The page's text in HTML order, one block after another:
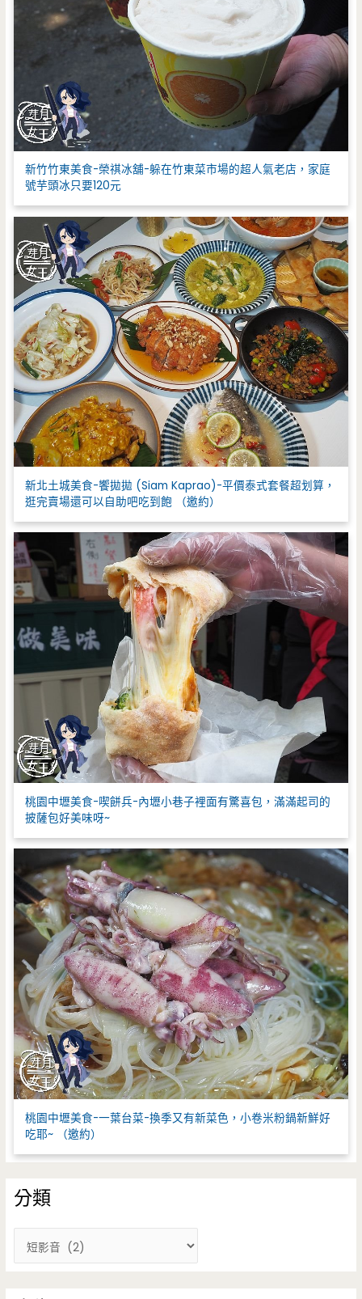
新竹竹東美食-榮祺冰舖-躲在竹東菜市場的超人氣老店，家庭
號芋頭冰只要120元
新北土城美食-饗拋拋 (Siam Kaprao)-平價泰式套餐超划算，
逛完賣場還可以自助吧吃到飽 （邀約）
桃園中壢美食-喫餅兵-內壢小巷子裡面有驚喜包，滿滿起司的
披薩包好美味呀~
桃園中壢美食-一葉台菜-換季又有新菜色，小卷米粉鍋新鮮好
吃耶~ （邀約）
分類
類